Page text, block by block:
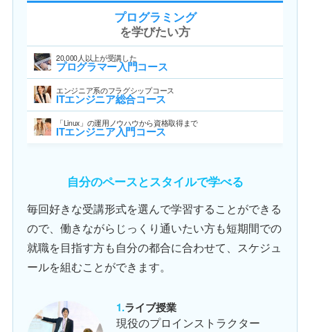
プログラミング
を学びたい方
20,000人以上が受講した
プログラマー入門コース
エンジニア系のフラグシップコース
ITエンジニア総合コース
「Linux」の運用ノウハウから資格取得まで
ITエンジニア入門コース
自分のペースとスタイルで学べる
毎回好きな受講形式を選んで学習することができる
ので、働きながらじっくり通いたい方も短期間での
就職を目指す方も自分の都合に合わせて、スケジュ
ールを組むことができます。
ライブ授業
現役のプロインストラクター